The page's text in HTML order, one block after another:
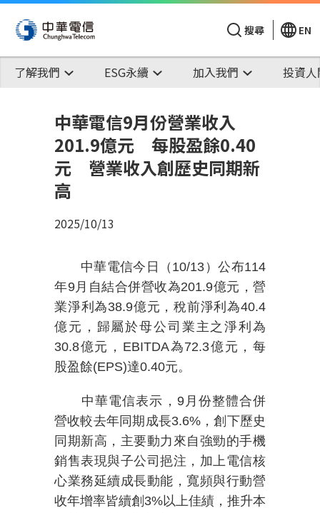
搜尋 EN
了解我們 ESG永續 加入我們 投資
中華電信9月份營業收入
201.9億元 每股盈餘0.40
元 營業收入創歷史同期新
高
2025/10/13
中華電信今日（ 10/13 ）公布114
年9月自結合併營收為201.9億元，營
業淨利為38.9億元，稅前淨利為40.4
億元，歸屬於母公司業主之淨利為
30.8億元， EBITDA為72.3億元，每
股盈餘(EPS)達0.40元。
中華電信表示， 9月份整體合併
營收較去年同期成長3.6%，創下歷史
同期新高，主要動力來自強勁的手機
銷售表現與子公司挹注，加上電信核
心業務延續成長動能，寬頻與行動營
收年增率皆續創 3%以上佳績，推升本